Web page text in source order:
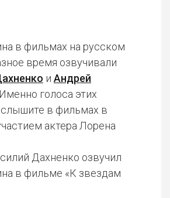
в фильмах на русском
время озвучивали
и Андрей
. Именно голоса этих
в фильмах в
актера Лорена
Дахненко озвучил
в фильме «К звездам